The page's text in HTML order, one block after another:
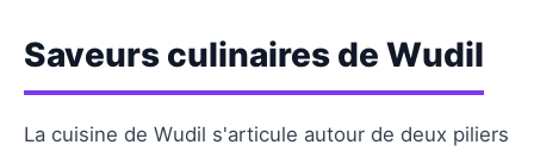
Saveurs culinaires de Wudil
La cuisine de Wudil s'articule autour de deux piliers